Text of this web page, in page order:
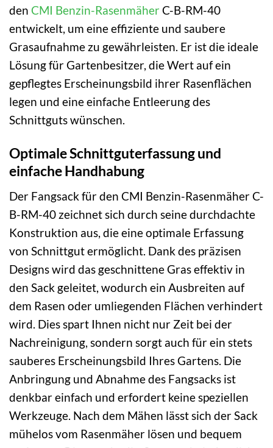
den CMI Benzin-RasenmäherC-B-RM-40
entwickelt, um eine effiziente und saubere
Grasaufnahme zu gewährleisten. Er ist die ideale
Lösung für Gartenbesitzer, die Wert auf ein
gepflegtes Erscheinungsbild ihrer Rasenflächen
legen und eine einfache Entleerung des
Schnittguts wünschen.
Optimale Schnittguterfassung und
einfache Handhabung
Der Fangsack für den CMI Benzin-Rasenmäher C-
B-RM-40 zeichnet sich durch seine durchdachte
Konstruktion aus, die eine optimale Erfassung
von Schnittgut ermöglicht. Dank des präzisen
Designs wird das geschnittene Gras effektiv in
den Sack geleitet, wodurch ein Ausbreiten auf
dem Rasen oder umliegenden Flächen verhindert
wird. Dies spart Ihnen nicht nur Zeit bei der
Nachreinigung, sondern sorgt auch für ein stets
sauberes Erscheinungsbild Ihres Gartens. Die
Anbringung und Abnahme des Fangsacks ist
denkbar einfach und erfordert keine speziellen
Werkzeuge. Nach dem Mähen lässt sich der Sack
mühelos vom Rasenmäher lösen und bequem